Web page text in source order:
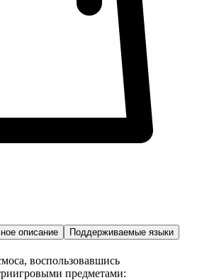
описание
Поддерживаемые языки
воспользовавшись
предметами: